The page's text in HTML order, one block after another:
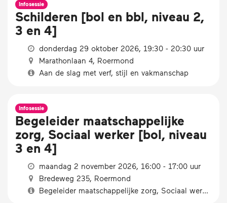
Infosessie
Schilderen [bol en bbl, niveau 2,
3 en 4]
donderdag 29 oktober 2026, 19:30 - 20:30 uur
Marathonlaan 4, Roermond
Aan de slag met verf, stijl en vakmanschap
Infosessie
Begeleider maatschappelijke
zorg, Sociaal werker [bol, niveau
3 en 4]
maandag 2 november 2026, 16:00 - 17:00 uur
Bredeweg 235, Roermond
Begeleider maatschappelijke zorg, Sociaal werker [bol, niveau 3 en 4]